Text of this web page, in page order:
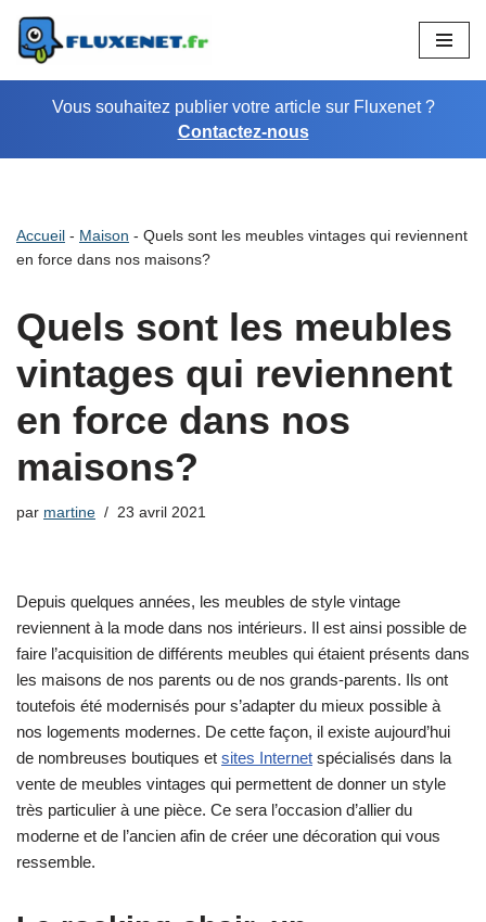
Aller
au
contenuVous souhaitez publier votre article sur Fluxenet ?
Contactez-nous
Accueil - Maison - Quels sont les meubles vintages qui reviennent
en force dans nos maisons?
Quels sont les meubles
vintages qui reviennent
en force dans nos
maisons?
par martine 23 avril 2021
Depuis quelques années, les meubles de style vintage
reviennent à la mode dans nos intérieurs. Il est ainsi possible de
faire l’acquisition de différents meubles qui étaient présents dans
les maisons de nos parents ou de nos grands-parents. Ils ont
toutefois été modernisés pour s’adapter du mieux possible à
nos logements modernes. De cette façon, il existe aujourd’hui
de nombreuses boutiques et sites Internet spécialisés dans la
vente de meubles vintages qui permettent de donner un style
très particulier à une pièce. Ce sera l’occasion d’allier du
moderne et de l’ancien afin de créer une décoration qui vous
ressemble.